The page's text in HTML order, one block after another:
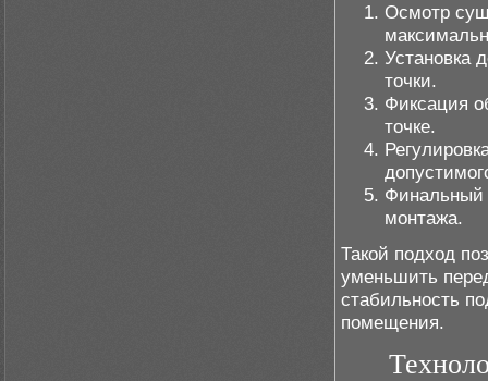
Осмотр
Установка
точки.
Фиксация
точке.
Финальный
монтажа.
Такой подход
уменьшить
стабильность
помещения.